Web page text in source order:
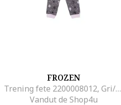
FROZEN
Trening fete 2200008012, Gri/Roz
Vandut de Shop4u